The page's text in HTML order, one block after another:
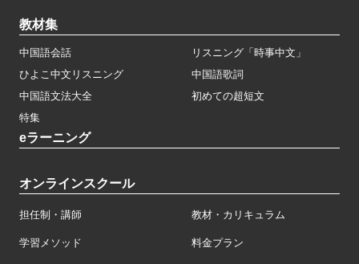
教材集
中国語会話
リスニング「時事中文」
ひよこ中文リスニング
中国語歌詞
中国語文法大全
初めての超短文
特集
eラーニング
オンラインスクール
担任制・講師 教材・カリキュラム
学習メソッド 料金プラン